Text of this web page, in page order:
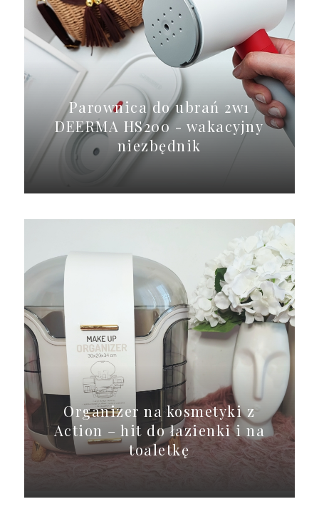
Parownica do ubrań 2w1
DEERMA HS200 - wakacyjny
niezbędnik
Organizer na kosmetyki z
Action – hit do łazienki i na
toaletkę